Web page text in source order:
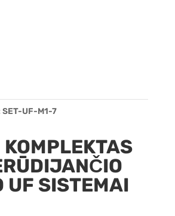
SET-UF-M1-7
KOMPLEKTAS
UF SISTEMAI